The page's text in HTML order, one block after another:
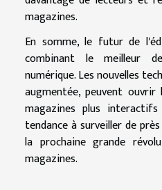
magazines.
En somme, le futur de
combinant le meilleur
numérique. Les nouvelles
augmentée, peuvent
magazines plus
tendance à surveiller de
la prochaine grande
magazines.